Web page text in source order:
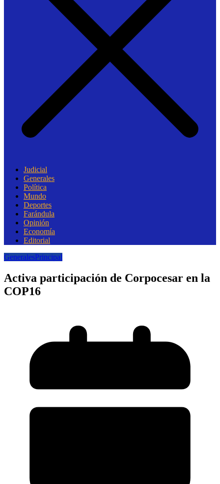
Judicial
Generales
Política
Mundo
Deportes
Farándula
Opinión
Economía
Editorial
GeneralesPrincipal
Activa participación de Corpocesar en la
COP16